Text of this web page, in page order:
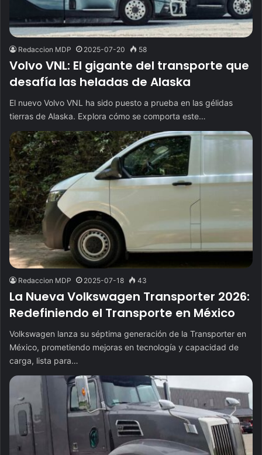
Redaccion MDP 2025-07-20 58
Volvo VNL: El gigante del transporte que
desafía las heladas de Alaska
El nuevo Volvo VNL ha sido puesto a prueba en las gélidas
tierras de Alaska. Explora cómo se comporta este…
Redaccion MDP 2025-07-18 43
La Nueva Volkswagen Transporter 2026:
Redefiniendo el Transporte en México
Volkswagen lanza su séptima generación de la Transporter en
México, prometiendo mejoras en tecnología y capacidad de
carga, lista para…